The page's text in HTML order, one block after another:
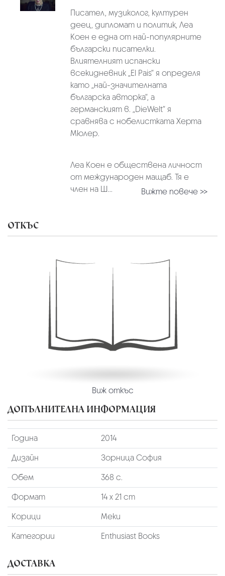
Писател, музиколог, културен
деец, дипломат и политик, Леа
Коен е една от най-популярните
български писателки.
Влиятелният испански
всекидневник „El Pais“ я определя
като „най-значителната
българска авторка“, а
германският в. „DieWelt“ я
сравнява с нобелистката Херта
Мюлер.
Леа Коен е обществена личност
от международен мащаб. Тя е
член на Ш...
Вижте повече >>
ОТКЪС
Виж откъс
ДОПЪЛНИТЕЛНА ИНФОРМАЦИЯ
Година
2014
Дизайн
Зорница София
Обем
368 с.
Формат
14 х 21 cm
Корици
Меки
Категории
Enthusiast Books
ДОСТАВКА